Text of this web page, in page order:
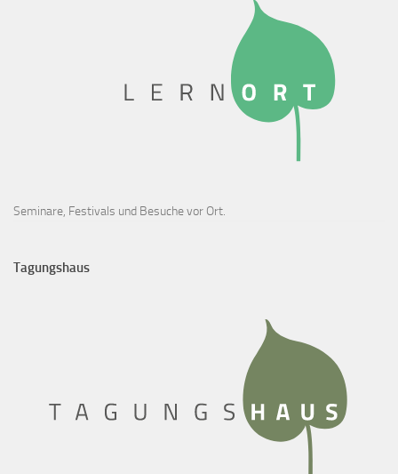
Seminare, Festivals und Besuche vor Ort.
Tagungshaus